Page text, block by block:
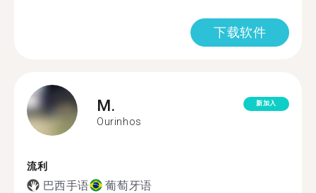
下载软件
M.
Ourinhos
新加入
流利
巴西手语 葡萄牙语